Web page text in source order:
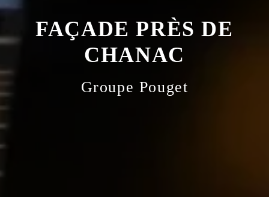
FAÇADE PRÈS DE
CHANAC
Groupe Pouget